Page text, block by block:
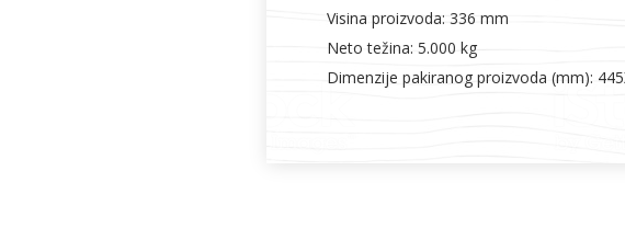
Visina proizvoda: 336 mm
Neto težina: 5.000 kg
Dimenzije pakiranog proizvoda (mm):